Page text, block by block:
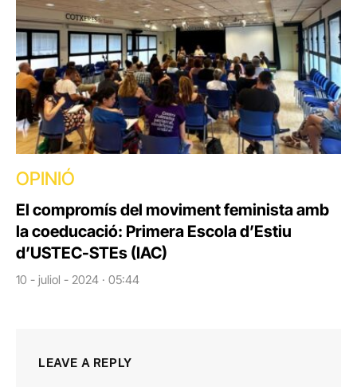
OPINIÓ
El compromís del moviment feminista amb
la coeducació: Primera Escola d’Estiu
d’USTEC-STEs (IAC)
10 - juliol - 2024 · 05:44
LEAVE A REPLY